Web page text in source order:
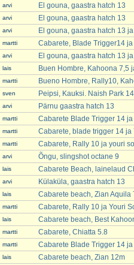
arvi El gouna, gaastra hatch 13
arvi El gouna, gaastra hatch 13
arvi El gouna, gaastra hatch 13
martti Cabarete, Blade Trigger14
arvi El gouna, gaastra hatch 13
lais Buen Hombre, Kahoona 7,5
martti Bueno Hombre, Rally10,
sven Peipsi, Kauksi. Naish Park
arvi Pärnu gaastra hatch 13
martti Cabarete Blade Trigger 14
martti Cabarete, blade trigger 14 ja
martti Cabarete, Rally 10 ja youri
arvi Õngu, slingshot octane 9
lais Cabarete Beach, lainelaud
arvi Külaküla, gaastra hatch 13
lais Cabarete beach, Zian Aquila
martti Cabarete, Rally 10 ja Youri
lais Cabarete beach, Best
martti Cabarete, Chiatta 5.8
martti Cabarete Blade Trigger 14
lais Cabarete beach, Zian 12m